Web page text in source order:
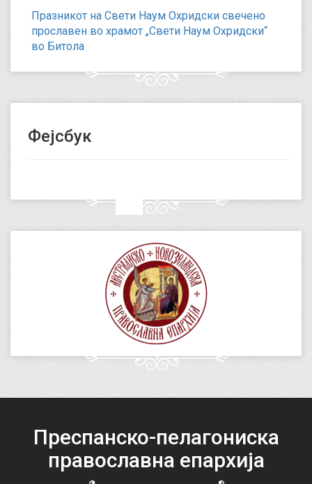
Празникот на Свети Наум Охридски свечено
прославен во храмот „Свети Наум Охридски“
во Битола
Фејсбук
Преспанско-пелагониска
православна епархија